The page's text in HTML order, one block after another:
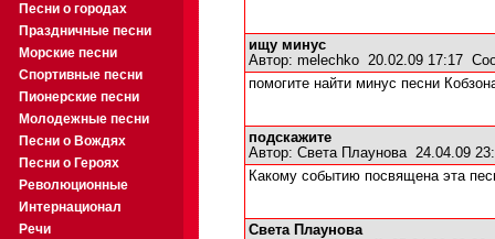
Песни о городах
Праздничные песни
Морские песни
Спортивные песни
Пионерские песни
Молодежные песни
Песни о Вождях
Песни о Героях
Революционные
Интернационал
Речи
ищу минус
Автор: melechko 20.02.09 17:17
помогите найти минус песни
подскажите
Автор: Света Плаунова24.04.09
Какому событию посвящена эта
Света Плаунова